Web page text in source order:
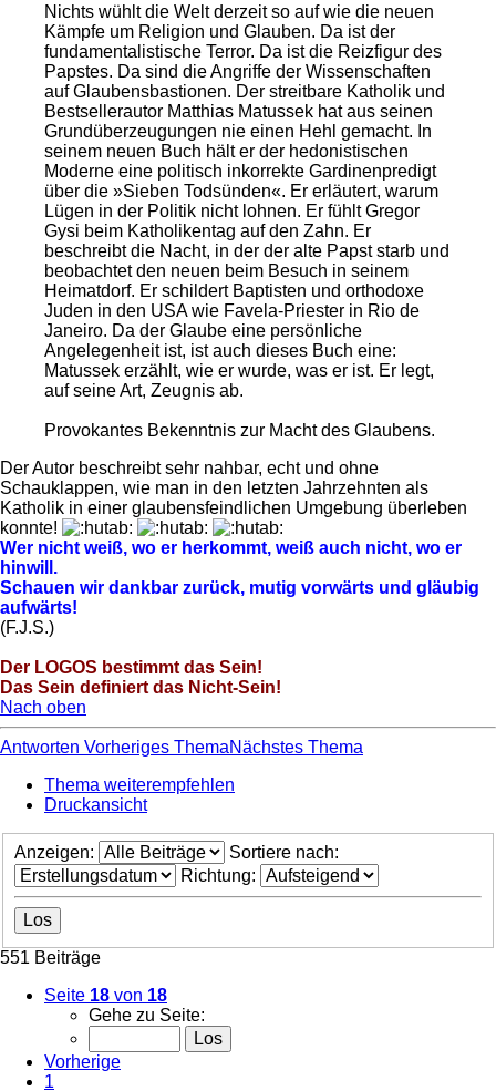
Nichts wühlt die Welt derzeit so auf wie die neuen
Kämpfe um Religion und Glauben. Da ist der
fundamentalistische Terror. Da ist die Reizfigur des
Papstes. Da sind die Angriffe der Wissenschaften
auf Glaubensbastionen. Der streitbare Katholik und
Bestsellerautor Matthias Matussek hat aus seinen
Grundüberzeugungen nie einen Hehl gemacht. In
seinem neuen Buch hält er der hedonistischen
Moderne eine politisch inkorrekte Gardinenpredigt
über die »Sieben Todsünden«. Er erläutert, warum
Lügen in der Politik nicht lohnen. Er fühlt Gregor
Gysi beim Katholikentag auf den Zahn. Er
beschreibt die Nacht, in der der alte Papst starb und
beobachtet den neuen beim Besuch in seinem
Heimatdorf. Er schildert Baptisten und orthodoxe
Juden in den USA wie Favela-Priester in Rio de
Janeiro. Da der Glaube eine persönliche
Angelegenheit ist, ist auch dieses Buch eine:
Matussek erzählt, wie er wurde, was er ist. Er legt,
auf seine Art, Zeugnis ab.
Provokantes Bekenntnis zur Macht des Glaubens.
Der Autor beschreibt sehr nahbar, echt und ohne
Schauklappen, wie man in den letzten Jahrzehnten als
Katholik in einer glaubensfeindlichen Umgebung überleben
konnte!
Wer nicht weiß, wo er herkommt, weiß auch nicht, wo er
hinwill.
Schauen wir dankbar zurück, mutig vorwärts und gläubig
aufwärts!
(F.J.S.)
Der LOGOS bestimmt das Sein!
Das Sein definiert das Nicht-Sein!
Nach oben
Antworten Vorheriges ThemaNächstes Thema
Thema weiterempfehlen
Druckansicht
Anzeigen:
Sortiere nach:
Richtung:
551 Beiträge
Seite 18 von 18
Gehe zu Seite:
Vorherige
1